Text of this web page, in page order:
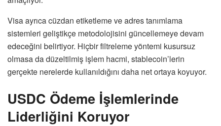
Visa ayrıca cüzdan etiketleme ve adres tanımlama
sistemleri geliştikçe metodolojisini güncellemeye devam
edeceğini belirtiyor. Hiçbir filtreleme yöntemi kusursuz
olmasa da düzeltilmiş işlem hacmi, stablecoin’lerin
gerçekte nerelerde kullanıldığını daha net ortaya koyuyor.
USDC Ödeme İşlemlerinde
Liderliğini Koruyor